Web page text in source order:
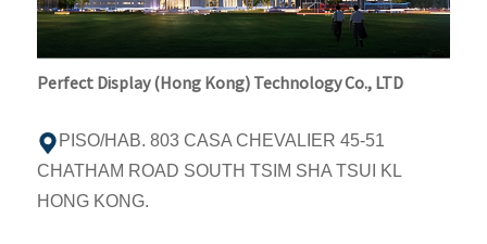
Perfect Display (Hong Kong) Technology Co., LTD
PISO/HAB. 803 CASA CHEVALIER 45-51
CHATHAM ROAD SOUTH TSIM SHA TSUI KL
HONG KONG.